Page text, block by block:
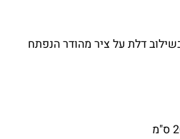
דלת על ציר מהודר הנפתח